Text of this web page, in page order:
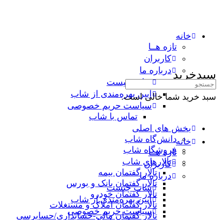
خانه
تازه هــا
کاربران
درباره ما
شاب چیست
آیین بهره‌مندی از شاب
سیاست حریم خصوصی
تماس با شاب
بخش های اصلی
دانش‌گاه شاب
فروشگاه شاب
تالارهاي شاب
تالار گفتمان بیمه
تالار گفتمان بانک و بورس
تالار گفتمان خودرو
تالار گفتمان املاک و مستغلات
تالار گفتمان مالی-حسابداری/حسابرسی
سبدخرید
سبد خرید شما خالی است.
جستجوی:
خانه
تازه هــا
کاربران
درباره ما
شاب چیست
آیین بهره‌مندی از شاب
سیاست حریم خصوصی